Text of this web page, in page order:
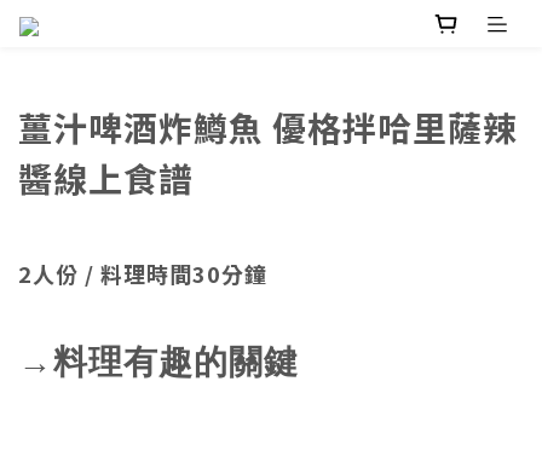
薑汁啤酒炸鱒魚 優格拌哈里薩辣
醬線上食譜
2人份 / 料理時間30分鐘
→料理有趣的關鍵